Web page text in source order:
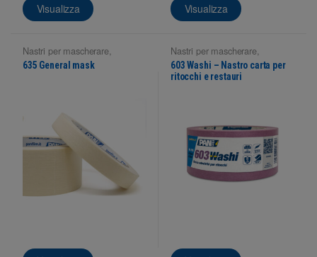
Visualizza Visualizza
Nastri per mascherare,
Superfici interne
635 General mask
Nastri per mascherare,
Superfici interne
603 Washi – Nastro carta per
ritocchi e restauri